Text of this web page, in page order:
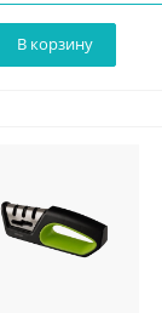
В корзину